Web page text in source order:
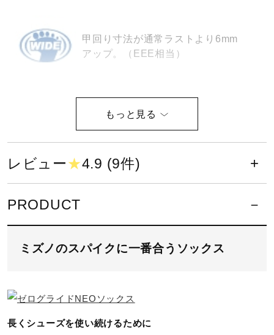
ジュニア／キッズ
直営店一覧
甲回り寸法が通常ラストより6mm
アップ。（EEE相当）
25：ホワイト×レーザーブルー
45：セーフティーイエロー×フェアリーコーラル
60：ホワイト×レッド
底材：合成底
レビュー★4.9 (9件)
PRODUCT
ミズノのスパイクに一番合うソックス
長くシューズを使い続けるために